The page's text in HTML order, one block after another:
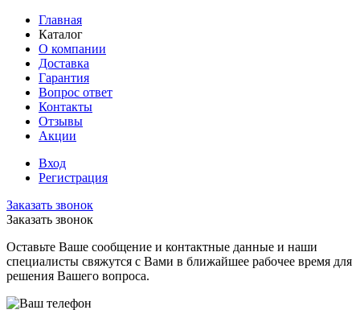
Главная
Каталог
О компании
Доставка
Гарантия
Вопрос ответ
Контакты
Отзывы
Акции
Вход
Регистрация
Заказать звонок
Заказать звонок
Оставьте Ваше сообщение и контактные данные и наши
специалисты свяжутся с Вами в ближайшее рабочее время для
решения Вашего вопроса.